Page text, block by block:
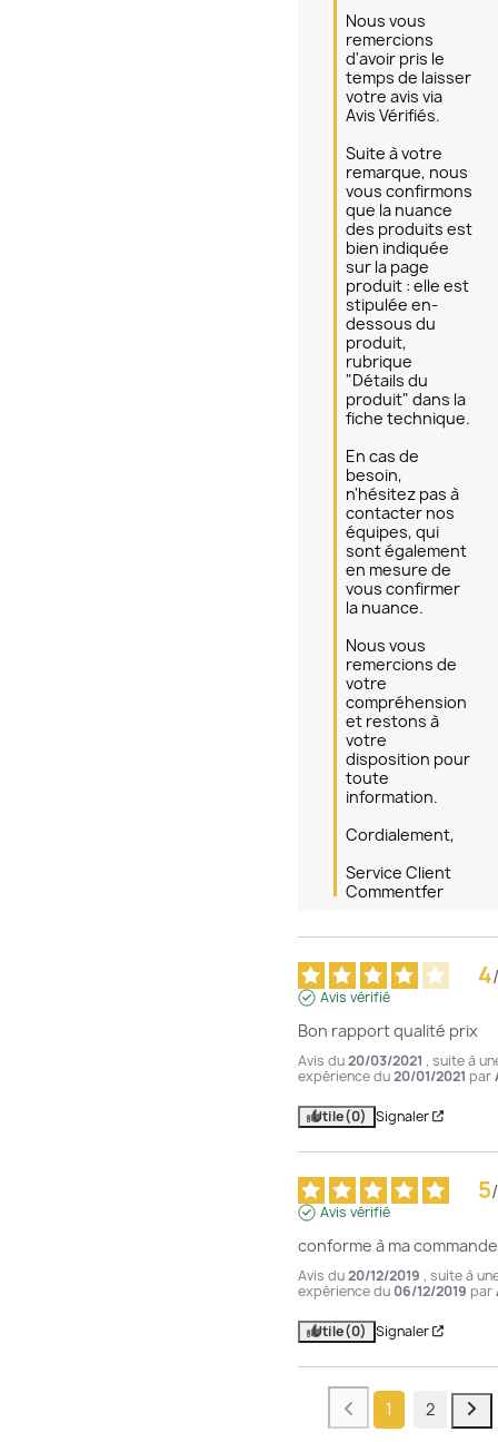
Nous vous
remercions
d'avoir pris le
temps de laisser
votre avis via
Avis Vérifiés.
Suite à votre
remarque, nous
vous confirmons
que la nuance
des produits est
bien indiquée
sur la page
produit : elle est
stipulée en-
dessous du
produit,
rubrique
"Détails du
produit" dans la
fiche technique.
En cas de
besoin,
n'hésitez pas à
contacter nos
équipes, qui
sont également
en mesure de
vous confirmer
la nuance.
Nous vous
remercions de
votre
compréhension
et restons à
votre
disposition pour
toute
information.
Cordialement,
Service Client
Commentfer
4/
Avis vérifié
Bon rapport qualité prix
Avis du20/03/2021 , suite à
expérience du20/01/2021 par
Utile(0) Signaler
5/
Avis vérifié
conforme à ma commande
Avis du20/12/2019 , suite à
expérience du 06/12/2019 par
Utile(0) Signaler
1 2